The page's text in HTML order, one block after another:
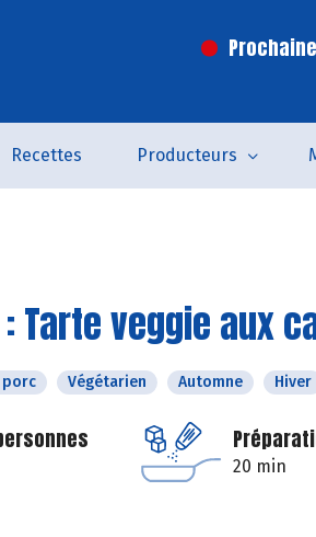
Recettes Producteurs
: Tarte veggie aux
porc Végétarien Automne Hiver
20 min